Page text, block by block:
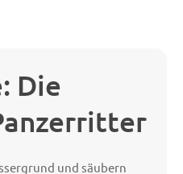
Die
und säubern